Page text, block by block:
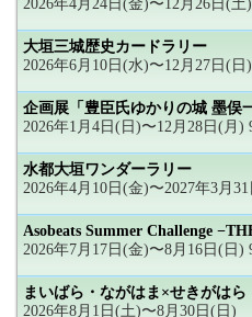
2026年4月24日(金)〜12月26日(土)
大垣三城歴史カードラリー
2026年6月10日(水)〜12月27日(日)
企画展「豊臣氏ゆかりの城 墨俣
2026年1月4日(日)〜12月28日(月)
水都大垣ワンダーラリー
2026年4月10日(金)〜2027年3月
Asobeats Summer Challenge
2026年7月17日(金)〜8月16日(日)
まいばら・ながはま×せきがは
2026年8月1日(土)〜8月30日(日)